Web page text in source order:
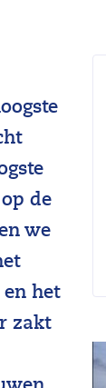
de
we
en het
zakt